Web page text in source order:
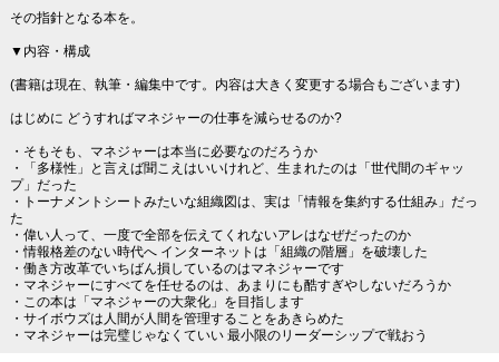
その指針となる本を。
▼内容・構成
(書籍は現在、執筆・編集中です。内容は大きく変更する場合もございます)
はじめに どうすればマネジャーの仕事を減らせるのか?
・そもそも、マネジャーは本当に必要なのだろうか
・「多様性」と言えば聞こえはいいけれど、生まれたのは「世代間のギャッ
プ」だった
・トーナメントシートみたいな組織図は、実は「情報を集約する仕組み」だっ
た
・偉い人って、一度で全部を伝えてくれないアレはなぜだったのか
・情報格差のない時代へ インターネットは「組織の階層」を破壊した
・働き方改革でいちばん損しているのはマネジャーです
・マネジャーにすべてを任せるのは、あまりにも酷すぎやしないだろうか
・この本は「マネジャーの大衆化」を目指します
・サイボウズは人間が人間を管理することをあきらめた
・マネジャーは完璧じゃなくていい 最小限のリーダーシップで戦おう